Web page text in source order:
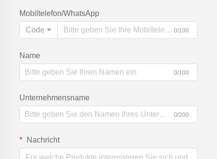
Mobiltelefon/WhatsApp
Code
0/100
Name
0/100
Unternehmensname
0/200
Nachricht